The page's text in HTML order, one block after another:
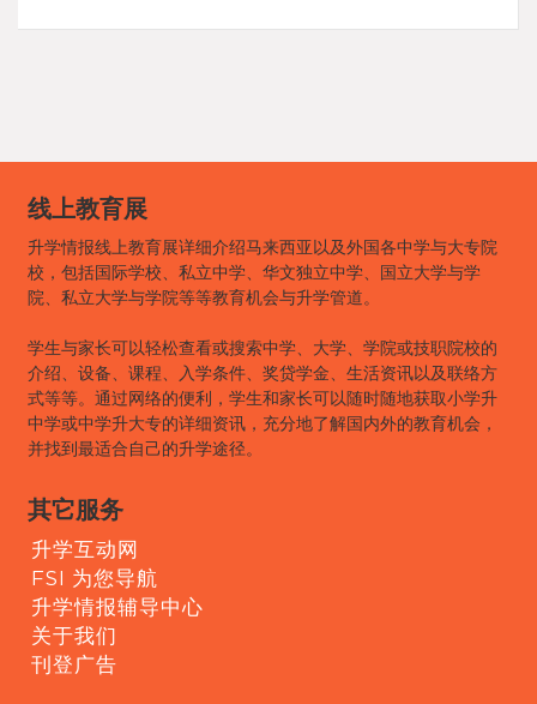
线上教育展
升学情报线上教育展详细介绍马来西亚以及外国各中学与大专院
校，包括国际学校、私立中学、华文独立中学、国立大学与学
院、私立大学与学院等等教育机会与升学管道。
学生与家长可以轻松查看或搜索中学、大学、学院或技职院校的
介绍、设备、课程、入学条件、奖贷学金、生活资讯以及联络方
式等等。通过网络的便利，学生和家长可以随时随地获取小学升
中学或中学升大专的详细资讯，充分地了解国内外的教育机会，
并找到最适合自己的升学途径。
其它服务
升学互动网
FSI 为您导航
升学情报辅导中心
关于我们
刊登广告